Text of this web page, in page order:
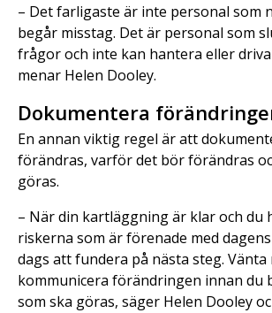
– Det farligaste är inte personal som
begår misstag. Det är personal som
frågor och inte kan hantera eller
menar Helen Dooley.
Dokumentera
En annan viktig regel är att
förändras, varför det bör förändras
göras.
– När din kartläggning är klar och du
riskerna som är förenade med
dags att fundera på nästa steg. Vänta
kommunicera förändringen innan du
som ska göras, säger Helen Dooley